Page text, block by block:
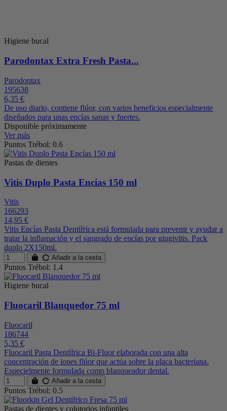
Higiene bucal
Parodontax Extra Fresh Pasta...
Parodontax
195638
6,35 €
De uso diario, contiene flúor, con varios beneficios especialmente
diseñados para unas encías sanas y fuertes.
Disponible próximamente
Ver más
Puntos Trébol: 0.6
Pastas de dientes
Vitis Duplo Pasta Encías 150 ml
Vitis
166293
14,95 €
Vitis Encías Pasta Dentífrica está formulada para prevenir y ayudar a
tratar la inflamación y el sangrado de encías por gingivitis. Pack
duplo 2X150ml.
Añadir a la cesta
Puntos Trébol: 1.4
Higiene bucal
Fluocaril Blanquedor 75 ml
Fluocaril
186744
5,35 €
Fluocaril Pasta Dentífrica Bi-Fluor elaborada con una alta
concentración de iones flúor que actúa sobre la placa bacteriana.
Especielmente formulada como blanqueador dental.
Añadir a la cesta
Puntos Trébol: 0.5
Pastas de dientes y colutorios infantiles